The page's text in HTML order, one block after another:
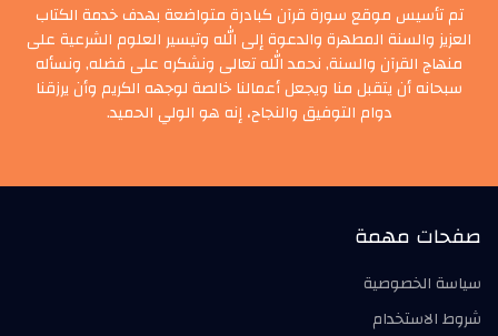
تم تأسيس موقع سورة قرآن كبادرة متواضعة بهدف خدمة الكتاب
العزيز والسنة المطهرة والدعوة إلى الله وتيسير العلوم الشرعية على
منهاج القرآن والسنة, نحمد الله تعالى ونشكره على فضله, ونسأله
سبحانه أن يتقبل منا ويجعل أعمالنا خالصة لوجهه الكريم وأن يرزقنا
دوام التوفيق والنجاح، إنه هو الولي الحميد.
صفحات مهمة
سياسة الخصوصية
شروط الاستخدام